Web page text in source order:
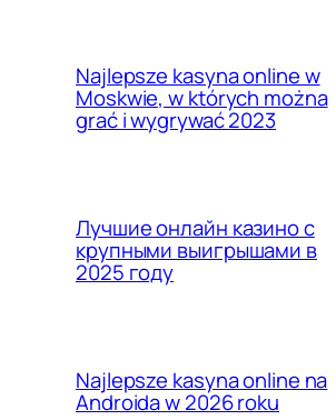
Najlepsze kasyna online w
Moskwie, w których można
grać i wygrywać 2023
Лучшие онлайн казино с
крупными выигрышами в
2025 году
Najlepsze kasyna online na
Androida w 2026 roku